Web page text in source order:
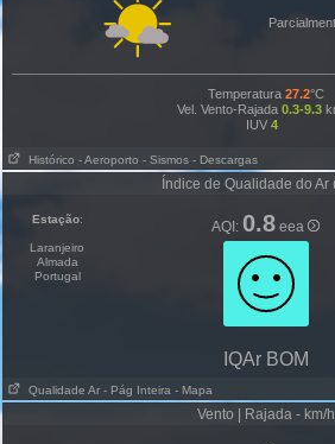
Temperatura 27.2°C
Vel. Vento-Rajada 0.3-9.3
IUV4
Histórico - Aeroporto - Sismos - Descargas
Índice de Qualidade do Ar
Estação:
Laranjeiro
Almada
Portugal
AQI: 0.8 eea
IQAr BOM
Qualidade Ar - Pág Inteira - Mapa
Vento | Rajada - km/h